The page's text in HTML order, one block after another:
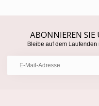
ABONNIEREN SIE
Bleibe auf dem